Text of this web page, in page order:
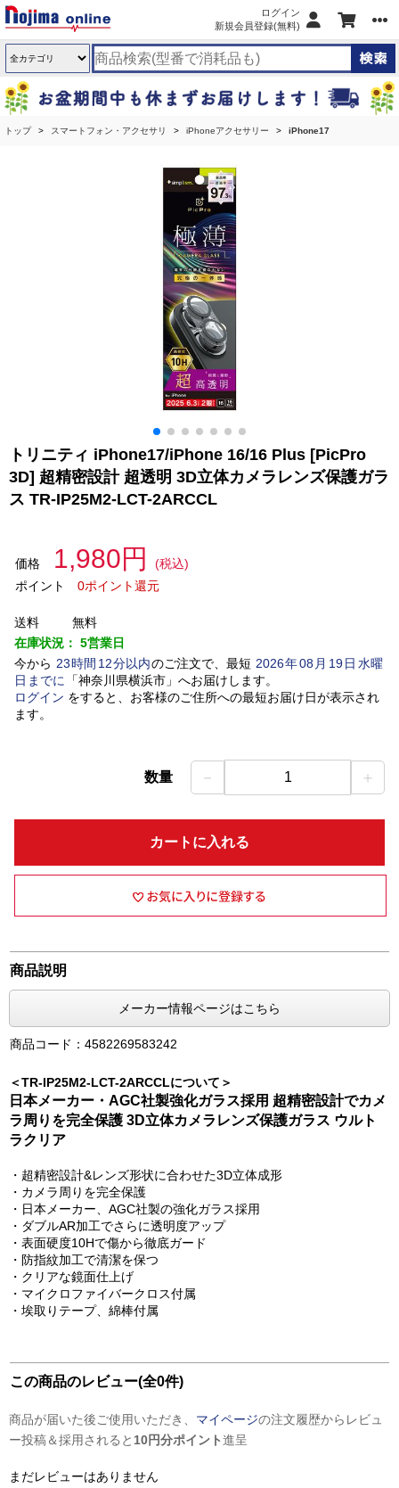
ログイン
新規会員登録(無料)
トップ スマートフォン・アクセサリ iPhoneアクセサリー iPhone17
トリニティ iPhone17/iPhone 16/16 Plus [PicPro
3D] 超精密設計 超透明 3D立体カメラレンズ保護ガラ
ス TR-IP25M2-LCT-2ARCCL
価格 1,980円
(税込)
ポイント
0ポイント還元
送料
無料
在庫状況： 5営業日
今から 23時間 12分以内のご注文で、最短 2026年08 月 19日水曜
日 までに 「神奈川県横浜市」 へお届けします。
ログイン をすると、お客様のご住所への最短お届け日が表示され
ます。
数量 － 1 ＋
カートに入れる
商品説明
メーカー情報ページはこちら
商品コード：4582269583242
＜TR-IP25M2-LCT-2ARCCLについて＞
日本メーカー・AGC社製強化ガラス採用 超精密設計でカメ
ラ周りを完全保護 3D立体カメラレンズ保護ガラス ウルト
ラクリア
・超精密設計&レンズ形状に合わせた3D立体成形
・カメラ周りを完全保護
・日本メーカー、AGC社製の強化ガラス採用
・ダブルAR加工でさらに透明度アップ
・表面硬度10Hで傷から徹底ガード
・防指紋加工で清潔を保つ
・クリアな鏡面仕上げ
・マイクロファイバークロス付属
・埃取りテープ、綿棒付属
この商品のレビュー(全0件)
商品が届いた後ご使用いただき、 マイページの注文履歴からレビュ
ー投稿＆採用されると 10円分ポイント進呈
まだレビューはありません